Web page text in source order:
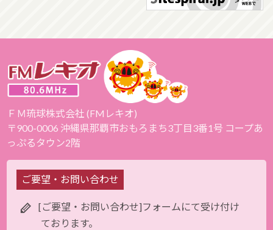
ＦＭ琉球株式会社 (FMレキオ)
〒900-0006 沖縄県那覇市おもろまち3丁目3番1号 コープあ
っぷるタウン2階
ご要望・お問い合わせ
[ご要望・お問い合わせ]フォームにて受け付け
ております。